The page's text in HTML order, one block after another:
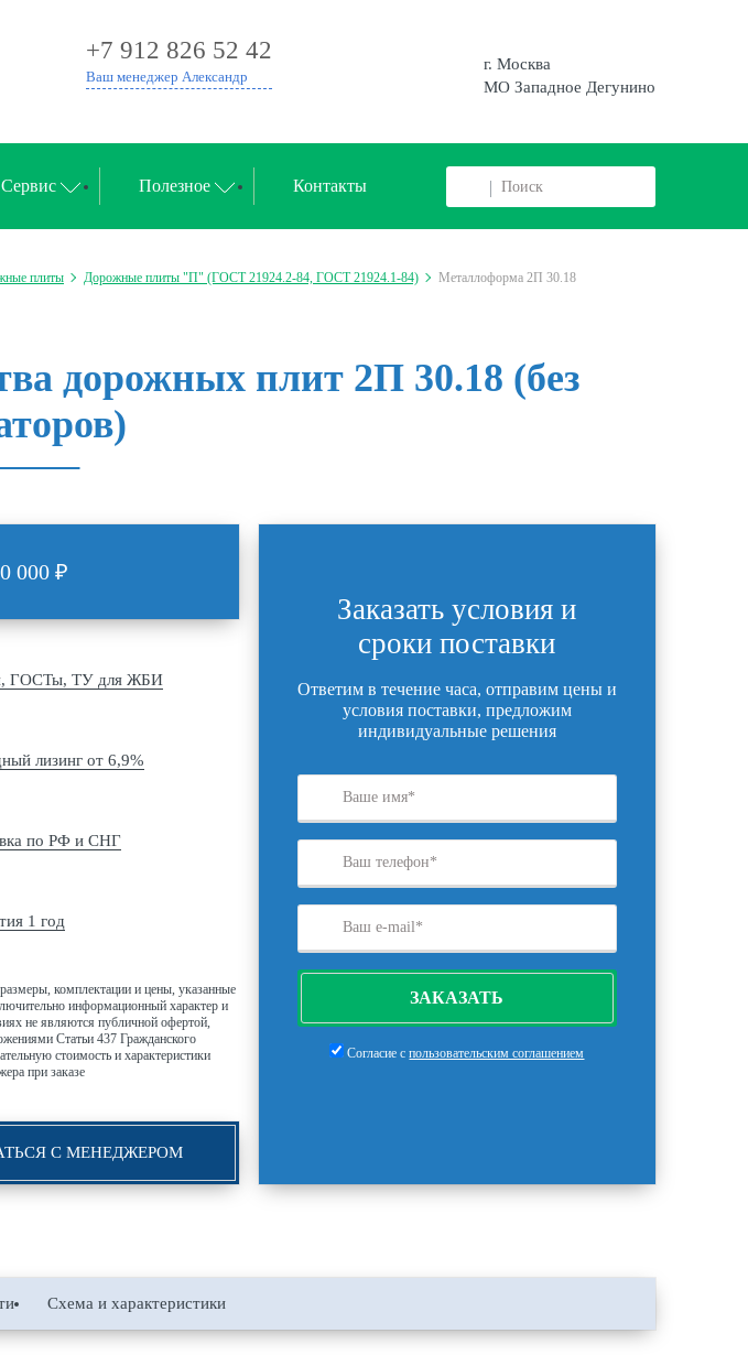
+7 912 826 52 42
Ваш менеджер Александр
г. Москва
МО Западное Дегунино
Сервис Полезное Контакты
плиты Дорожные плиты "П" (ГОСТ 21924.2-84, ГОСТ 21924.1-84) Металлоформа 2П 30.18
дорожных плит 2П 30.18 (без
000 ₽
ГОСТы, ТУ для ЖБИ
лизинг от 6,9%
по РФ и СНГ
1 год
комплектации и цены, указанные
информационный характер и
не являются публичной офертой,
Статьи 437 Гражданского
стоимость и характеристики
при заказе
С МЕНЕДЖЕРОМ
Заказать условия и
сроки поставки
Ответим в течение часа, отправим цены и
условия поставки, предложим
индивидуальные решения
ЗАКАЗАТЬ
Согласие спользовательским соглашением
Схема и характеристики